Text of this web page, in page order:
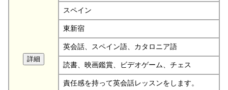
スペイン
東新宿
英会話、スペイン語、カタロニア語
読書、映画鑑賞、ビデオゲーム、チェス
責任感を持って英会話レッスンをします。